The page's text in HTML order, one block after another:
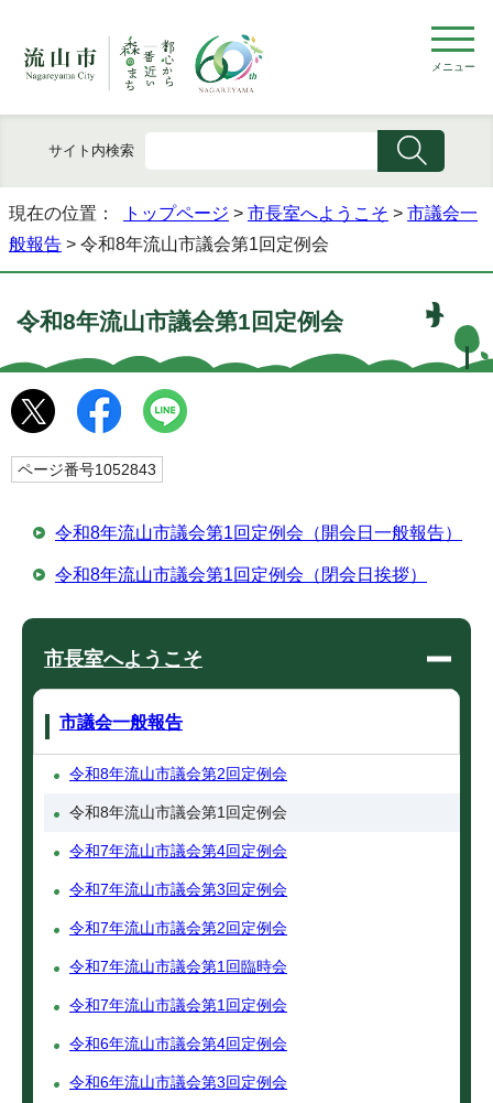
メニュー
サイト内検索
現在の位置： トップページ > 市長室へようこそ > 市議会一
般報告 > 令和8年流山市議会第1回定例会
令和8年流山市議会第1回定例会
ページ番号1052843
令和8年流山市議会第1回定例会（開会日一般報告）
令和8年流山市議会第1回定例会（閉会日挨拶）
市長室へようこそ
市議会一般報告
令和8年流山市議会第2回定例会
令和8年流山市議会第1回定例会
令和7年流山市議会第4回定例会
令和7年流山市議会第3回定例会
令和7年流山市議会第2回定例会
令和7年流山市議会第1回臨時会
令和7年流山市議会第1回定例会
令和6年流山市議会第4回定例会
令和6年流山市議会第3回定例会